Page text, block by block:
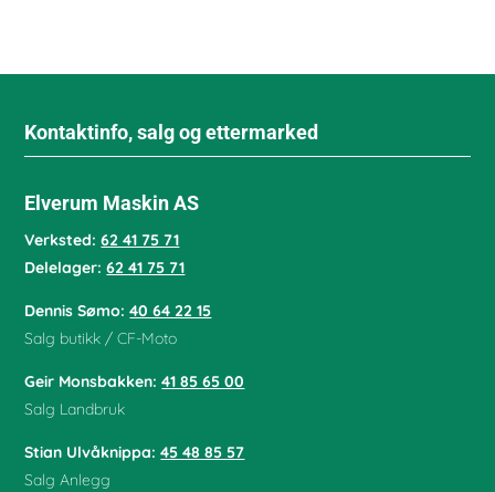
Kontaktinfo, salg og ettermarked
Elverum Maskin AS
Verksted:62 41 75 71
Delelager:62 41 75 71
Dennis Sømo:40 64 22 15
Salg butikk / CF-Moto
Geir Monsbakken:41 85 65 00
Salg Landbruk
Stian Ulvåknippa:45 48 85 57
Salg Anlegg